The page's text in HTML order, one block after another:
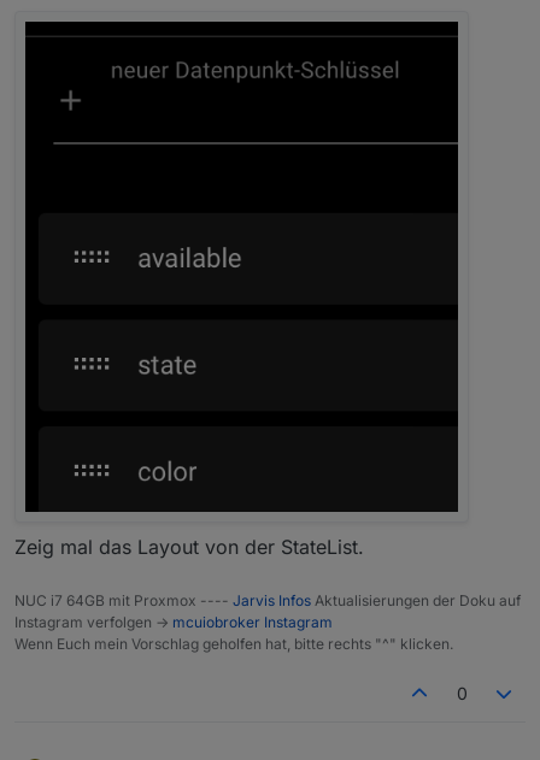
Zeig mal das Layout von der StateList.
NUC i7 64GB mit Proxmox ---- Jarvis Infos Aktualisierungen der Doku auf
Instagram verfolgen -> mcuiobroker Instagram
Wenn Euch mein Vorschlag geholfen hat, bitte rechts "^" klicken.
0